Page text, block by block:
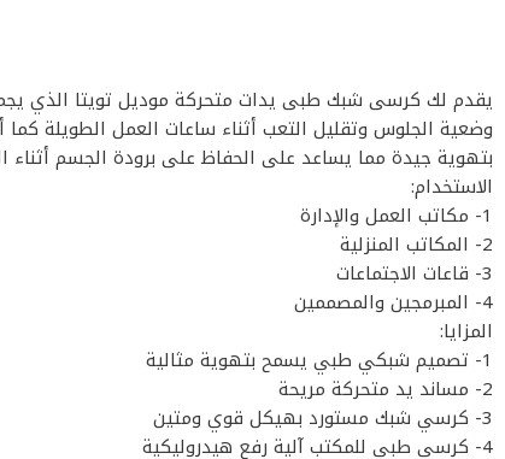
يقدم لك كرسى شبك طبى يدات متحركة موديل تويتا الذي
وضعية الجلوس وتقليل التعب أثناء ساعات العمل الطويلة
بتهوية جيدة مما يساعد على الحفاظ على برودة الجسم أثناء
الاستخدام:
1- مكاتب العمل والإدارة
2- المكاتب المنزلية
3- قاعات الاجتماعات
4- المبرمجين والمصممين
المزايا:
1- تصميم شبكي طبي يسمح بتهوية مثالية
2- مساند يد متحركة مريحة
3- كرسي شبك مستورد بهيكل قوي ومتين
4- كرسي طبي للمكتب آلية رفع هيدروليكية